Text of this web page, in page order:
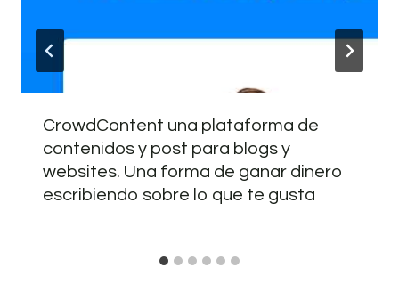
CrowdContent una plataforma de
contenidos y post para blogs y
websites. Una forma de ganar dinero
escribiendo sobre lo que te gusta